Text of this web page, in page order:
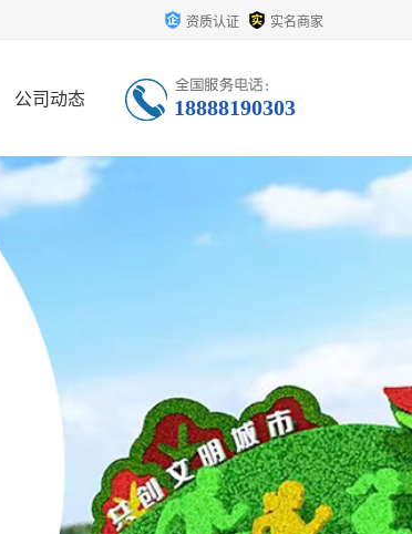
资质认证 实名商家
公司动态 18888190303